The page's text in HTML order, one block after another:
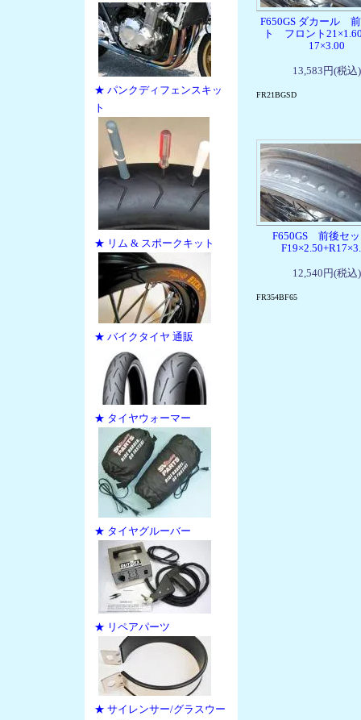
★ パンクディフェンスキッ
ト
★ リム & スポークキット
★ バイクタイヤ 通販
★ タイヤウォーマー
★ タイヤグルーバー
★ リペアパーツ
★ サイレンサー/グラスウー
F650GS ダカール
ト フロント
17×3.00
13,583円(税込)
FR21BGSD
F650GS 前後セ
12,540円(税込)
FR354BF65